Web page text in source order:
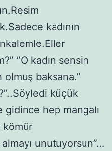
kadının
”O kadın sensin
baksana.”
küçük
gidince hep mangalı
kömür
unutuyorsun”…